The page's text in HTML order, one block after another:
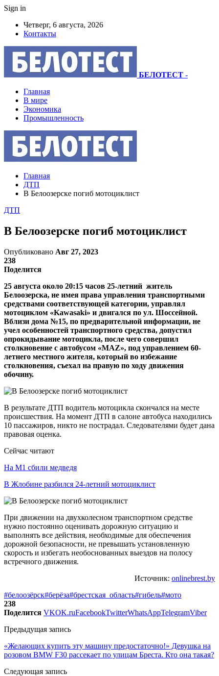
Sign in
Четверг, 6 августа, 2026
Контакты
БЕЛОТЕСТ -
Главная
В мире
Экономика
Промышленность
Главная
ДТП
В Белоозерске погиб мотоциклист
ДТП
В Белоозерске погиб мотоциклист
Опубликовано Авг 27, 2023
238
Поделится
25 августа около 20:15 часов 25-летний житель
Белоозерска, не имея права управления транспортными
средствами соответствующей категории, управлял
мотоциклом «Kawasaki» и двигался по ул. Шоссейной.
Вблизи дома №15, по предварительной информации, не
учел особенностей транспортного средства, допустил
опрокидывание мотоцикла, после чего совершил
столкновение с автобусом «MAZ», под управлением 60-
летнего местного жителя, который во избежание
столкновения, съехал на правую по ходу движения
обочину.
В результате ДТП водитель мотоцикла скончался на месте
происшествия. На момент ДТП в салоне автобуса находились
10 пассажиров, никто не пострадал. Следователями будет дана
правовая оценка.
Сейчас читают
На М1 сбили медведя
В Жлобине разбился 24-летний мотоциклист
При движении на двухколесном транспортном средстве
нужно постоянно оценивать дорожную ситуацию и
выполнять все действия, необходимые для обеспечения
дорожной безопасности, не превышать установленную
скорость и избегать необоснованных выездов на полосу
встречного движения.
Источник: onlinebrest.by
#белоозёрск#берёза#брестская_область#гибель#мото
238
Поделится VKOK.ruFacebookTwitterWhatsAppTelegramViber
Предыдущая запись
«Желающих купить эту машину предостаточно!» Девушка на
розовом BMW F30 рассекает по улицам Бреста. Кто она такая?
Следующая запись